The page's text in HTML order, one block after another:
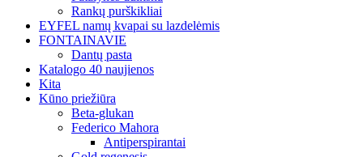
Rankų purškikliai
EYFEL namų kvapai su lazdelėmis
FONTAINAVIE
Dantų pasta
Katalogo 40 naujienos
Kita
Kūno priežiūra
Beta-glukan
Federico Mahora
Antiperspirantai